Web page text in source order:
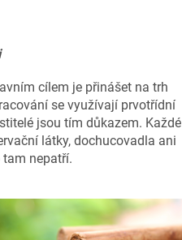
cílem je přinášet na trh
se využívají prvotřídní
jsou tím důkazem. Každé
látky, dochucovadla ani
tam nepatří.